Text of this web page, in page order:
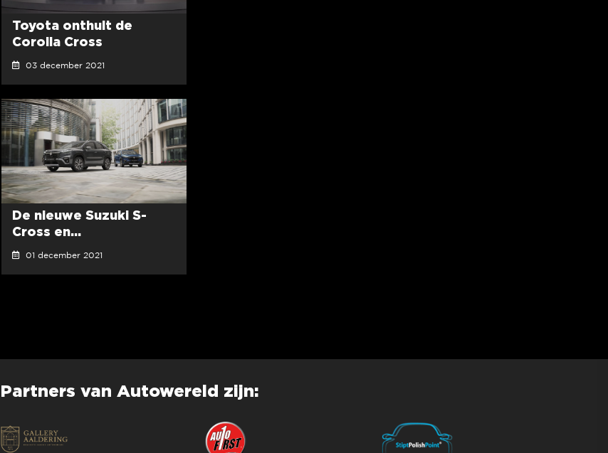
Toyota onthult de
Corolla Cross
03 december 2021
De nieuwe Suzuki S-
Cross en...
01 december 2021
Partners van Autowereld zijn: